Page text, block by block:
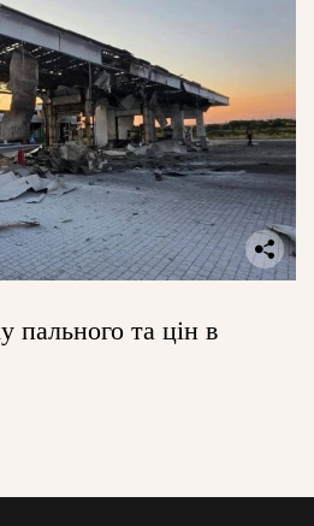
пального та цін в